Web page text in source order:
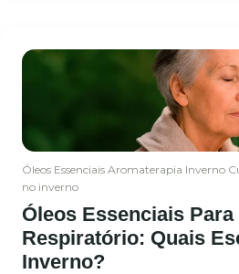
Óleos Essenciais Aromaterapia Inverno
no inverno
Óleos Essenciais
Respiratório: Quais
Inverno?